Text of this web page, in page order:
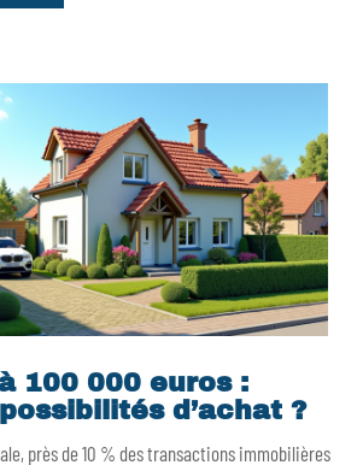
100 000 euros :
d’achat ?
près de 10 % des transactions immobilières